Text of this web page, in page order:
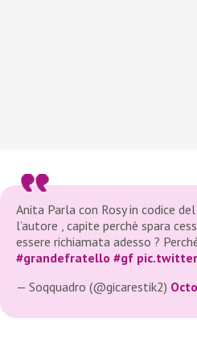
Anita Parla con Rosy in codice
l’autore , capite perchè spara
essere richiamata adesso ?
#grandefratello #gf
— Soqquadro (@gicarestik2)